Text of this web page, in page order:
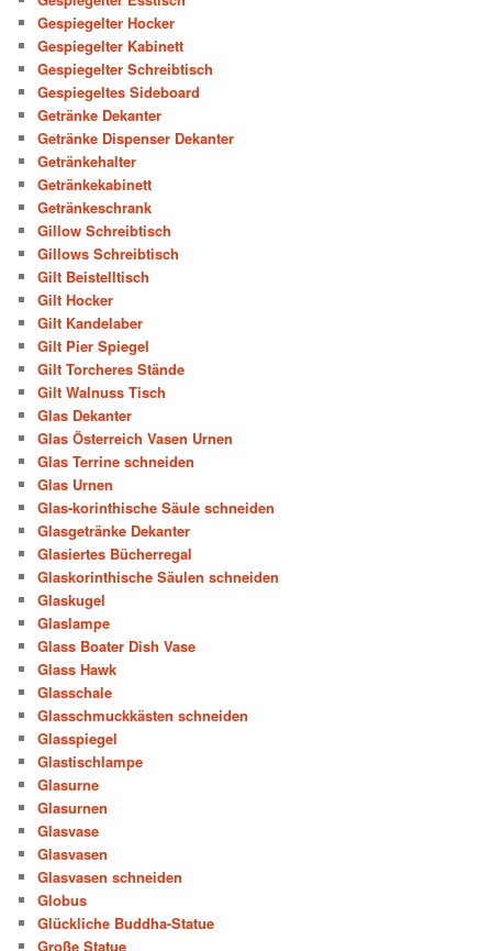
Gespiegelter Hocker
Gespiegelter Kabinett
Gespiegelter Schreibtisch
Gespiegeltes Sideboard
Getränke Dekanter
Getränke Dispenser Dekanter
Getränkehalter
Getränkekabinett
Getränkeschrank
Gillow Schreibtisch
Gillows Schreibtisch
Gilt Beistelltisch
Gilt Hocker
Gilt Kandelaber
Gilt Pier Spiegel
Gilt Torcheres Stände
Gilt Walnuss Tisch
Glas Dekanter
Glas Österreich Vasen Urnen
Glas Terrine schneiden
Glas Urnen
Glas-korinthische Säule schneiden
Glasgetränke Dekanter
Glasiertes Bücherregal
Glaskorinthische Säulen schneiden
Glaskugel
Glaslampe
Glass Boater Dish Vase
Glass Hawk
Glasschale
Glasschmuckkästen schneiden
Glasspiegel
Glastischlampe
Glasurne
Glasurnen
Glasvase
Glasvasen
Glasvasen schneiden
Globus
Glückliche Buddha-Statue
Große Statue